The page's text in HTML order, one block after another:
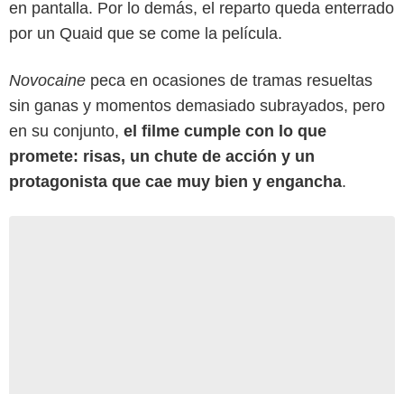
en pantalla. Por lo demás, el reparto queda enterrado
por un Quaid que se come la película.
Novocaine peca en ocasiones de tramas resueltas
sin ganas y momentos demasiado subrayados, pero
en su conjunto, el filme cumple con lo que
promete: risas, un chute de acción y un
protagonista que cae muy bien y engancha.